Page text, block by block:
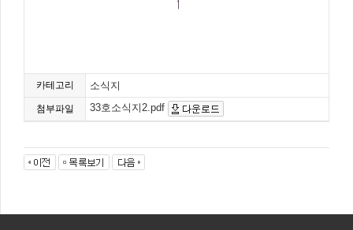
카테고리 소식지
첨부파일 33호소식지2.pdf